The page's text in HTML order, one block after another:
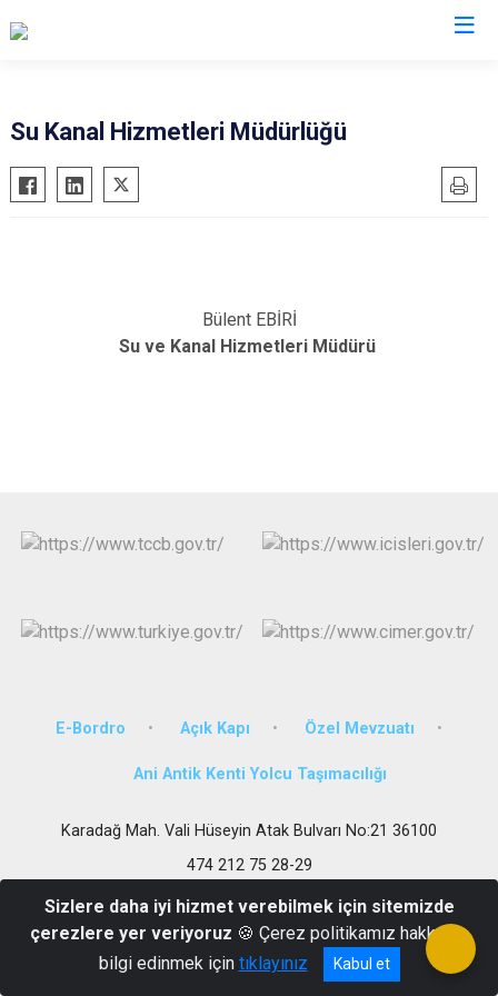
Su Kanal Hizmetleri Müdürlüğü
Bülent EBİRİ
Su ve Kanal Hizmetleri Müdürü
E-Bordro Açık Kapı Özel Mevzuatı
Ani Antik Kenti Yolcu Taşımacılığı
Karadağ Mah. Vali Hüseyin Atak Bulvarı No:21 36100
474 212 75 28-29
Sizlere daha iyi hizmet verebilmek için sitemizde
çerezlere yer veriyoruz 🍪 Çerez politikamız hakkında
bilgi edinmek için tıklayınız Kabul et